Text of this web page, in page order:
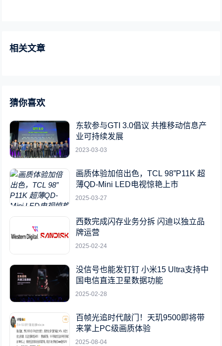
相关文章
猜你喜欢
东软参与GTI 3.0倡议 共推移动信息产
业可持续发展
2023-03-03
画质体验加倍出色，TCL 98”P11K 超
薄QD-Mini LED电视惊艳上市
2025-03-27
西数完成闪存业务分拆 闪迪以独立品
牌运营
2025-02-24
没信号也能发钉钉 小米15 Ultra支持中
国电信直连卫星数据功能
2025-02-28
百帧光追时代敲门！天玑9500即将带
来掌上PC级画质体验
2025-08-04